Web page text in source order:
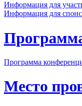
Информация для
Информация для
Программа
Место